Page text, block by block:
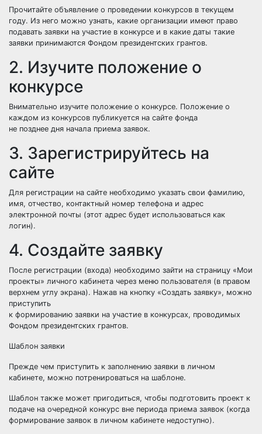
Прочитайте объявление о проведении конкурсов в текущем
году. Из него можно узнать, какие организации имеют право
подавать заявки на участие в конкурсе и в какие даты такие
заявки принимаются Фондом президентских грантов.
2. Изучите положение о
конкурсе
Внимательно изучите положение о конкурсе. Положение о
каждом из конкурсов публикуется на сайте фонда
не позднее дня начала приема заявок.
3. Зарегистрируйтесь на
сайте
Для регистрации на сайте необходимо указать свои фамилию,
имя, отчество, контактный номер телефона и адрес
электронной почты (этот адрес будет использоваться как
логин).
4. Создайте заявку
После регистрации (входа) необходимо зайти на страницу «Мои
проекты» личного кабинета через меню пользователя (в правом
верхнем углу экрана). Нажав на кнопку «Создать заявку», можно
приступить
к формированию заявки на участие в конкурсах, проводимых
Фондом президентских грантов.
Шаблон заявки
Прежде чем приступить к заполнению заявки в личном
кабинете, можно потренироваться на шаблоне.
Шаблон также может пригодиться, чтобы подготовить проект к
подаче на очередной конкурс вне периода приема заявок (когда
формирование заявок в личном кабинете недоступно).